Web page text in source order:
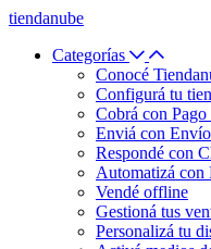
tiendanube
Categorías
Conocé
Configurá tu
Cobrá con
Enviá con
Respondé con
Automatizá
Vendé offline
Gestioná tus
Personalizá tu